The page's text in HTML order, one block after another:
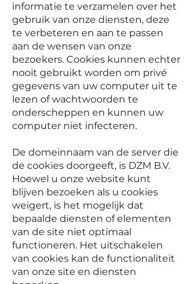
informatie te verzamelen over het
gebruik van onze diensten, deze
te verbeteren en aan te passen
aan de wensen van onze
bezoekers. Cookies kunnen echter
nooit gebruikt worden om privé
gegevens van uw computer uit te
lezen of wachtwoorden te
onderscheppen en kunnen uw
computer niet infecteren.
De domeinnaam van de server die
de cookies doorgeeft, is DZM B.V.
Hoewel u onze website kunt
blijven bezoeken als u cookies
weigert, is het mogelijk dat
bepaalde diensten of elementen
van de site niet optimaal
functioneren. Het uitschakelen
van cookies kan de functionaliteit
van onze site en diensten